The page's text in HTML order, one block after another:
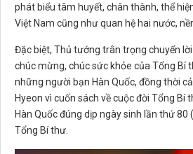
phát biểu tâm huyết, chân thành, thể
Việt Nam cũng như quan hệ hai nước,
Đặc biệt, Thủ tướng trân trọng chuyển
chúc mừng, chúc sức khỏe của Tổng Bí
những người bạn Hàn Quốc, đồng thời
Hyeon vì cuốn sách về cuộc đời Tổng Bí
Hàn Quốc đúng dịp ngày sinh lần thứ
Tổng Bí thư.